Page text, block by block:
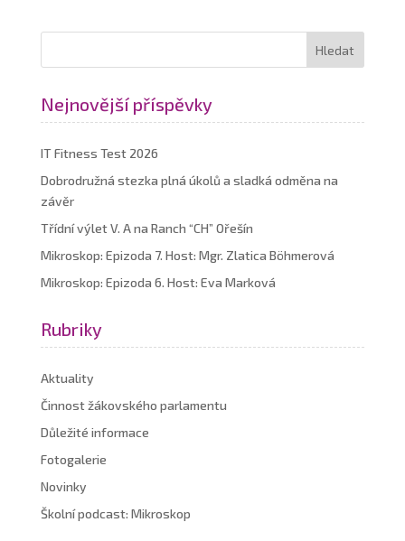
Nejnovější příspěvky
IT Fitness Test 2026
Dobrodružná stezka plná úkolů a sladká odměna na
závěr
Třídní výlet V. A na Ranch “CH” Ořešín
Mikroskop: Epizoda 7. Host: Mgr. Zlatica Böhmerová
Mikroskop: Epizoda 6. Host: Eva Marková
Rubriky
Aktuality
Činnost žákovského parlamentu
Důležité informace
Fotogalerie
Novinky
Školní podcast: Mikroskop